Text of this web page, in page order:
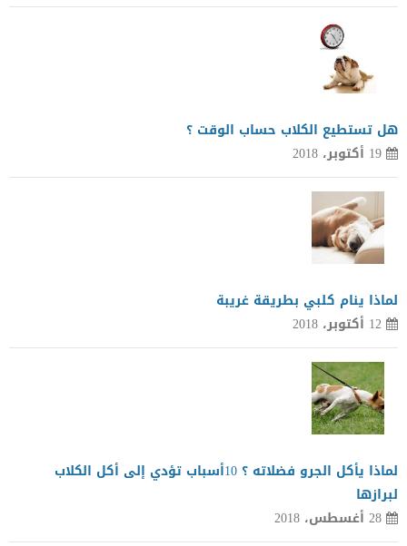
هل تستطيع الكلاب حساب الوقت ؟
19 أكتوبر، 2018
لماذا ينام كلبي بطريقة غريبة
12 أكتوبر، 2018
لماذا يأكل الجرو فضلاته ؟ 10أسباب تؤدي إلى أكل الكلاب
لبرازها
28 أغسطس، 2018